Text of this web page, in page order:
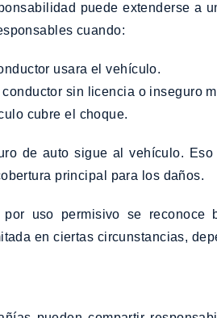
puede extenderse a
cuando:
usara el vehículo.
conductor sin licencia o inseguro
cubre el choque.
de auto sigue al vehículo.
principal para los daños.
por uso permisivo se
en ciertas circunstancias,